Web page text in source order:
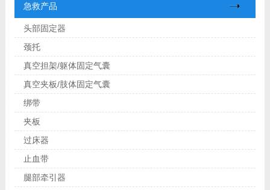
急救产品
头部固定器
颈托
真空担架/躯体固定气囊
真空夹板/肢体固定气囊
绑带
夹板
过床器
止血带
腿部牵引器